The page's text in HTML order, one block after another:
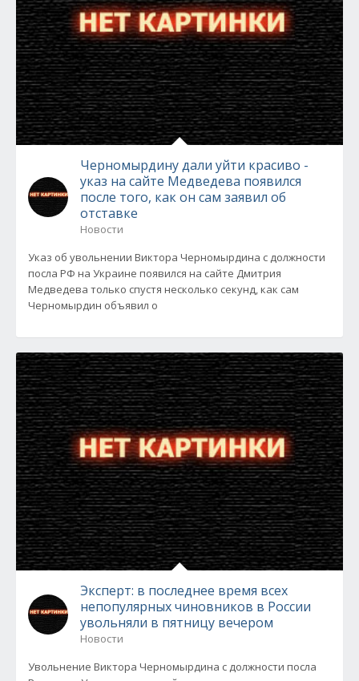
Черномырдину дали уйти красиво -
указ на сайте Медведева появился
после того, как он сам заявил об
отставке
Новости
Указ об увольнении Виктора Черномырдина с должности
посла РФ на Украине появился на сайте Дмитрия
Медведева только спустя несколько секунд, как сам
Черномырдин объявил о
Эксперт: в последнее время всех
непопулярных чиновников в России
увольняли в пятницу вечером
Новости
Увольнение Виктора Черномырдина с должности посла